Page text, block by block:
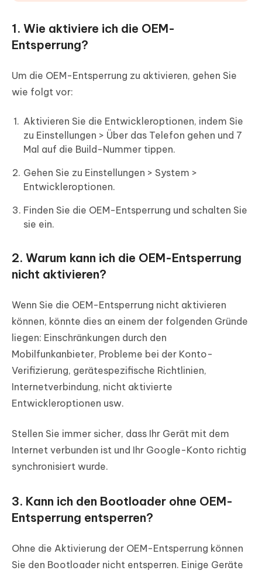
1. Wie aktiviere ich die OEM-
Entsperrung?
Um die OEM-Entsperrung zu aktivieren, gehen Sie
wie folgt vor:
Aktivieren Sie die Entwickleroptionen, indem Sie
zu Einstellungen > Über das Telefon gehen und 7
Mal auf die Build-Nummer tippen.
Gehen Sie zu Einstellungen > System >
Entwickleroptionen.
Finden Sie die OEM-Entsperrung und schalten Sie
sie ein.
2. Warum kann ich die OEM-Entsperrung
nicht aktivieren?
Wenn Sie die OEM-Entsperrung nicht aktivieren
können, könnte dies an einem der folgenden Gründe
liegen: Einschränkungen durch den
Mobilfunkanbieter, Probleme bei der Konto-
Verifizierung, gerätespezifische Richtlinien,
Internetverbindung, nicht aktivierte
Entwickleroptionen usw.
Stellen Sie immer sicher, dass Ihr Gerät mit dem
Internet verbunden ist und Ihr Google-Konto richtig
synchronisiert wurde.
3. Kann ich den Bootloader ohne OEM-
Entsperrung entsperren?
Ohne die Aktivierung der OEM-Entsperrung können
Sie den Bootloader nicht entsperren. Einige Geräte